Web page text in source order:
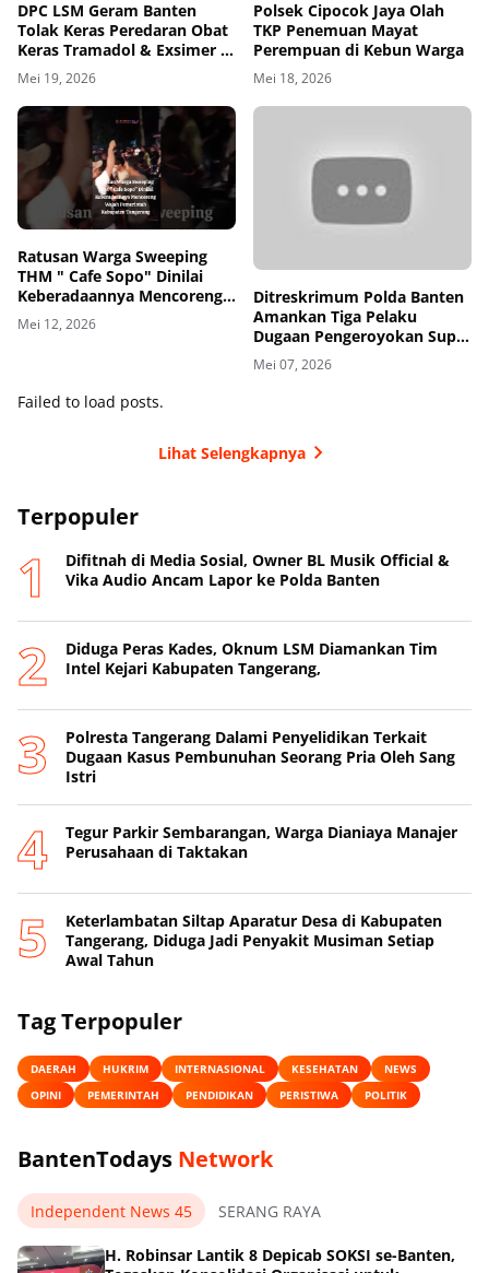
DPC LSM Geram Banten
Tolak Keras Peredaran Obat
Keras Tramadol & Exsimer di
Tangerang
Mei 19, 2026
Polsek Cipocok Jaya Olah
TKP Penemuan Mayat
Perempuan di Kebun Warga
Mei 18, 2026
Ratusan Warga Sweeping
THM " Cafe Sopo" Dinilai
Keberadaannya Mencoreng
Wajah Pemerintah
Kabupaten Tangerang
Mei 12, 2026
Ditreskrimum Polda Banten
Amankan Tiga Pelaku
Dugaan Pengeroyokan Supir
di Toll
Mei 07, 2026
Failed to load posts.
Lihat Selengkapnya
Terpopuler
Difitnah di Media Sosial, Owner BL Musik Official &
Vika Audio Ancam Lapor ke Polda Banten
Diduga Peras Kades, Oknum LSM Diamankan Tim
Intel Kejari Kabupaten Tangerang,
Polresta Tangerang Dalami Penyelidikan Terkait
Dugaan Kasus Pembunuhan Seorang Pria Oleh Sang
Istri
Tegur Parkir Sembarangan, Warga Dianiaya Manajer
Perusahaan di Taktakan
Keterlambatan Siltap Aparatur Desa di Kabupaten
Tangerang, Diduga Jadi Penyakit Musiman Setiap
Awal Tahun
Tag Terpopuler
DAERAH HUKRIM INTERNASIONAL KESEHATAN
NEWS
OPINI
PEMERINTAH PENDIDIKAN PERISTIWA POLITIK
BantenTodays Network
Independent News 45 SERANG RAYA
H. Robinsar Lantik 8 Depicab SOKSI se-Banten,